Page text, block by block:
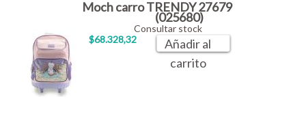
Moch carro TRENDY 27679
(025680)
$68.328,32
Consultar stock
Añadir al
carrito